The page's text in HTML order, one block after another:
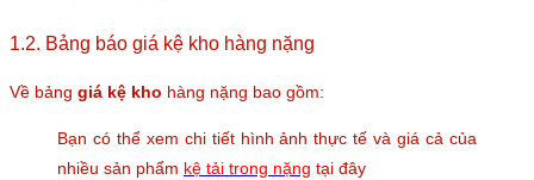
1.2. Bảng báo giá kệ kho hàng nặng
Về bảng giá kệ kho hàng nặng bao gồm:
Bạn có thể xem chi tiết hình ảnh thực tế và giá cả của
nhiều sản phẩm kệ tải trong nặng tại đây